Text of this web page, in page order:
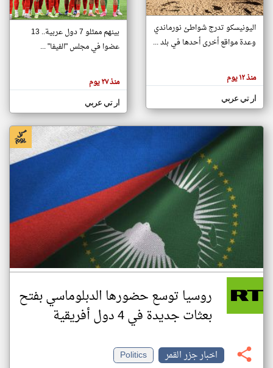
تغيير الدولة
اخبار جزر القمر على مدار الساعة
أهم اخبار جزر القمر العاجلة والمباشرة
هنا عن
وجهة
كاتبيها.
اليونيسكو تدرج شواطئ نورماندي
وعدة مواقع أخرى أحدها في بلد ...
منذ ١٢ يوم
ار تي عربي
بينهم ممثلو 7 دول عربية.. 13
عضوا في مجلس "الفيفا" ...
منذ ٢٧ يوم
ار تي عربي
روسيا توسع حضورها الدبلوماسي بفتح
بعثات جديدة في 4 دول أفريقية
اخبار جزر القمر
Politics
klyoum.com